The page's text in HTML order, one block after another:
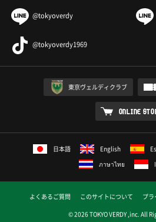
@tokyoverdy
@tokyoverdy1969
東京ヴェルディクラブ
ONLINE
日本語 English
ภาษาไทย
よくあるご質問 このサイトについて プ
© 2026 TOKYO VERDY ,inc. All